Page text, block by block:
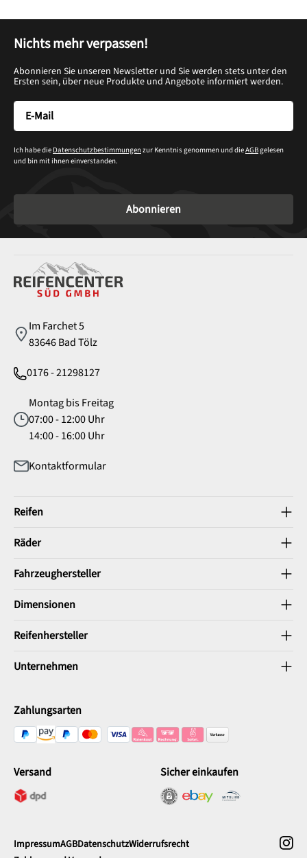
Nichts mehr verpassen!
Abonnieren Sie unseren Newsletter und Sie werden stets unter den
Ersten sein, über neue Produkte und Angebote informiert werden.
Ich habe die Datenschutzbestimmungenzur Kenntnis genommen und dieAGBgelesen
und bin mit ihnen einverstanden.
Abonnieren
Im Farchet 5
83646 Bad Tölz
0176 - 21298127
Montag bis Freitag
07:00 - 12:00 Uhr
14:00 - 16:00 Uhr
Kontaktformular
Reifen
Räder
Fahrzeughersteller
Dimensionen
Reifenhersteller
Unternehmen
Zahlungsarten
Versand Sicher einkaufen
ImpressumAGBDatenschutzWiderrufsrecht